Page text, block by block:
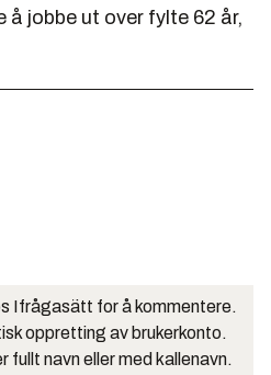
jobbe ut over fylte 62 år,
Ifrågasätt for å kommentere.
oppretting av brukerkonto.
fullt navn eller med kallenavn.